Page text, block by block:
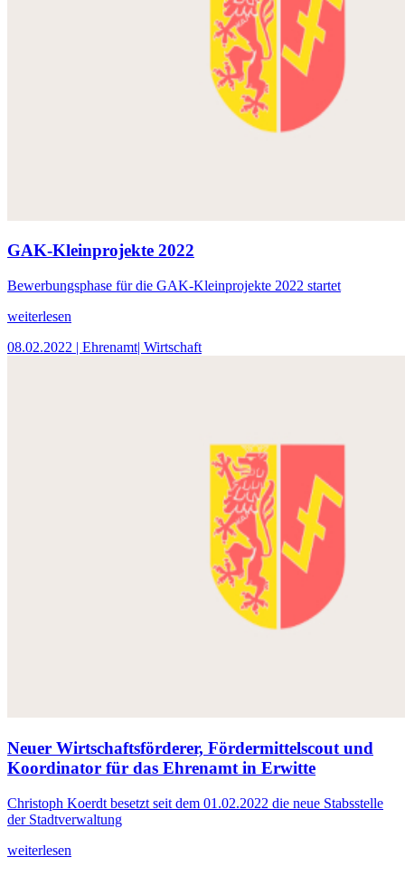
GAK-Kleinprojekte 2022
Bewerbungsphase für die GAK-Kleinprojekte 2022 startet
weiterlesen
08.02.2022 | Ehrenamt| Wirtschaft
Neuer Wirtschaftsförderer, Fördermittelscout und
Koordinator für das Ehrenamt in Erwitte
Christoph Koerdt besetzt seit dem 01.02.2022 die neue Stabsstelle
der Stadtverwaltung
weiterlesen